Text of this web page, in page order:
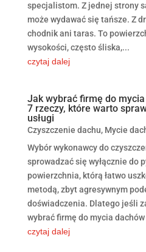
specjalistom. Z jednej strony
może wydawać się tańsze. Z
chodnik ani taras. To
wysokości, często śliska,...
czytaj dalej
Jak wybrać firmę do
7 rzeczy, które warto
usługi
Czyszczenie dachu, Mycie
Wybór wykonawcy do
sprowadzać się wyłącznie do
powierzchnia, którą łatwo
metodą, zbyt agresywnym
doświadczenia. Dlatego jeśli
wybrać firmę do mycia
czytaj dalej